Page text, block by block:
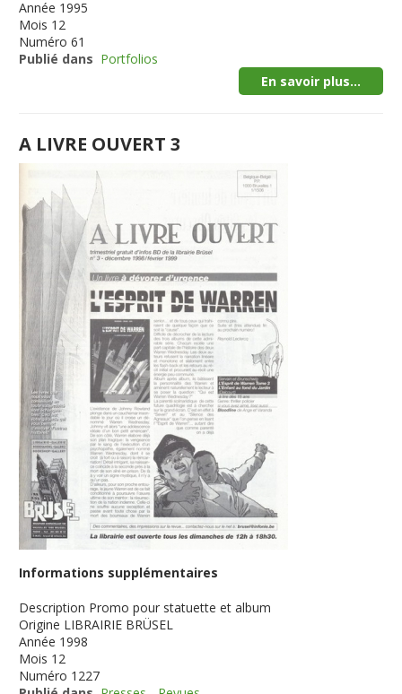
Année 1995
Mois 12
Numéro 61
Publié dans Portfolios
En savoir plus...
A LIVRE OUVERT 3
Informations supplémentaires
Description Promo pour statuette et album
Origine LIBRAIRIE BRÜSEL
Année 1998
Mois 12
Numéro 1227